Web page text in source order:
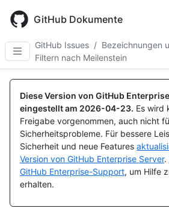
main
content
GitHub Dokumente
GitHub Issues / Bezeichnungen
Filtern nach Meilenstein
Diese Version von GitHub
eingestellt am 2026-04-23. Es wird
Freigabe vorgenommen, auch nicht
Sicherheitsprobleme. Für bessere
Sicherheit und neue Features
Version von GitHub Enterprise Server.
GitHub Enterprise-Support, um Hilfe
erhalten.